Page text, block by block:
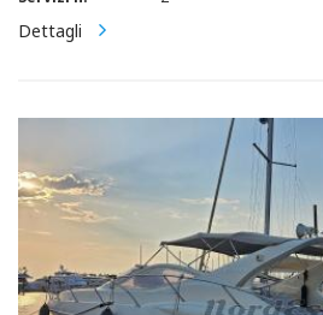
rollio), Plancetta up-down idraulica in teak
massello - Passerella Idraulica 4 metri 200 kg
Dettagli